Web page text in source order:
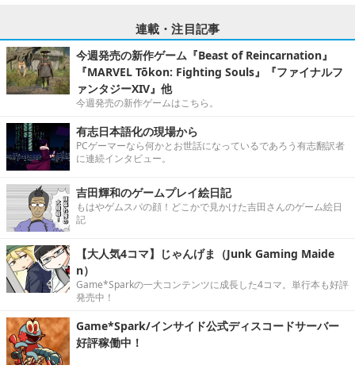
連載・注目記事
今週発売の新作ゲーム『Beast of Reincarnation』
『MARVEL Tōkon: Fighting Souls』『ファイナルフ
ァンタジーXIV』他
今週発売の新作ゲームはこちら。
有志日本語化の現場から
PCゲーマーなら何かとお世話になっているであろう有志翻訳者
に連続インタビュー。
吉田輝和のゲームプレイ絵日記
もはやゲムスパの顔！どこかで見かけた吉田さんのゲーム絵日
記
【大人気4コマ】じゃんげま（Junk Gaming Maide
n）
Game*Sparkの一大コンテンツに成長した4コマ。単行本も好評
発売中！
Game*Spark/インサイド公式ディスコードサーバー
好評稼働中！